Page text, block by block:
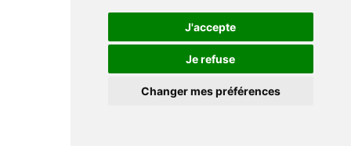
J'accepte
Je refuse
Changer mes préférences